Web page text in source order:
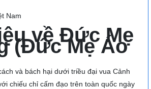
Nam
về Đức Mẹ
(Đức Mẹ Áo
và bách hại dưới triều đại vua Cảnh
chiếu chỉ cấm đạo trên toàn quốc ngày